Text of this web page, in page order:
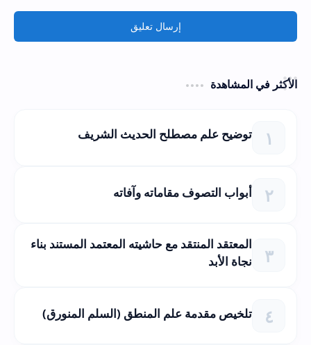
إرسال تعليق
الأكثر في المشاهدة
توضيح علم مصطلح الحديث الشريف
أبواب التصوف مقاماته وآفاته
المعتقد المنتقد مع حاشيته المعتمد المستند بناء
نجاة الأبد
تلخيص مقدمة علم المنطق (السلم المنورق)